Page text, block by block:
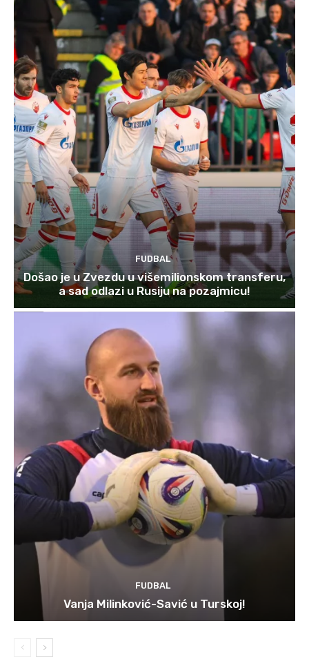
FUDBAL
Došao je u Zvezdu u višemilionskom transferu,
a sad odlazi u Rusiju na pozajmicu!
FUDBAL
Vanja Milinković-Savić u Turskoj!